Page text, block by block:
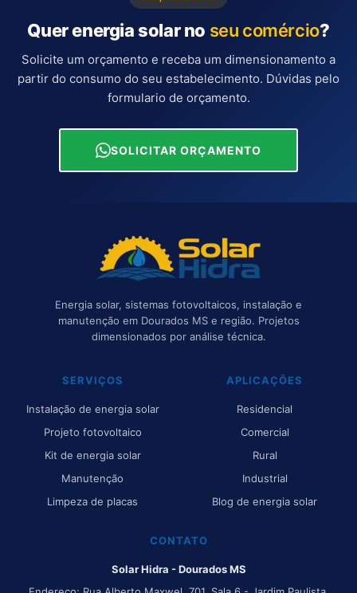
Quer energia solar no seu comércio?
Solicite um orçamento e receba um dimensionamento a
partir do consumo do seu estabelecimento. Dúvidas pelo
formulario de orçamento.
SOLICITAR ORÇAMENTO
Energia solar, sistemas fotovoltaicos, instalação e
manutenção em Dourados MS e região. Projetos
dimensionados por análise técnica.
SERVIÇOS
Instalação de energia solar
Projeto fotovoltaico
Kit de energia solar
Manutenção
Limpeza de placas
APLICAÇÕES
Residencial
Comercial
Rural
Industrial
Blog de energia solar
CONTATO
Solar Hidra - Dourados MS